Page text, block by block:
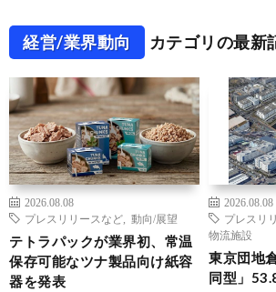
経営/業界動向 カテゴリの最新
2026.08.08
プレスリリースなど
動向/展望
テトラパックが業界初、常温
保存可能なツナ製品向け紙容
器を発表
2026.08.08
プレスリ
物流施設
東京団地
同型」